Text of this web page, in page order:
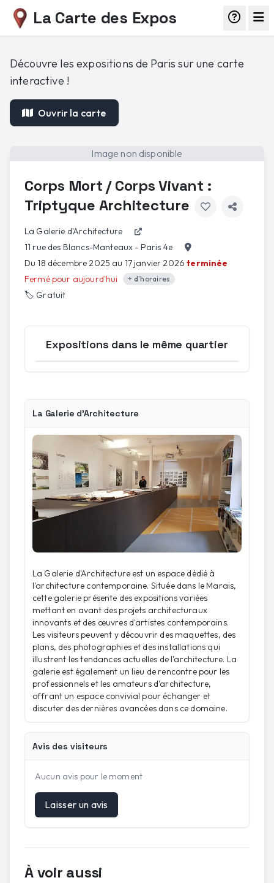
La Carte des Expos
Découvre les expositions de Paris sur une carte
interactive !
Ouvrir la carte
Image non disponible
Corps Mort / Corps Vivant :
Triptyque Architecture
La Galerie d'Architecture
11 rue des Blancs-Manteaux - Paris 4e
Du 18 décembre 2025 au 17 janvier 2026terminée
Fermé pour aujourd'hui
+ d'horaires
🏷️ Gratuit
Expositions dans le même quartier
La Galerie d'Architecture
La Galerie d'Architecture est un espace dédié à
l'architecture contemporaine. Située dans le Marais,
cette galerie présente des expositions variées
mettant en avant des projets architecturaux
innovants et des œuvres d'artistes contemporains.
Les visiteurs peuvent y découvrir des maquettes, des
plans, des photographies et des installations qui
illustrent les tendances actuelles de l'architecture. La
galerie est également un lieu de rencontre pour les
professionnels et les amateurs d'architecture,
offrant un espace convivial pour échanger et
discuter des dernières avancées dans ce domaine.
Avis des visiteurs
Aucun avis pour le moment
Laisser un avis
À voir aussi